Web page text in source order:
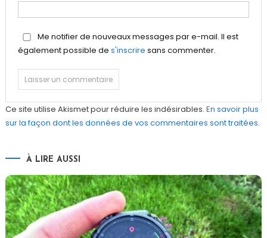
Me notifier de nouveaux messages par e-mail. Il est
également possible de s'inscrire sans commenter.
Ce site utilise Akismet pour réduire les indésirables. En savoir plus
sur la façon dont les données de vos commentaires sont traitées.
À LIRE AUSSI